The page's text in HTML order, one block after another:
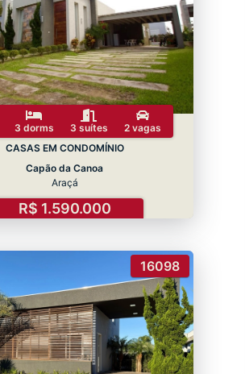
3 dorms 3 suítes
2 vagas
CASAS EM CONDOMÍNIO
Capão da Canoa
Araçá
R$ 1.590.000
16098